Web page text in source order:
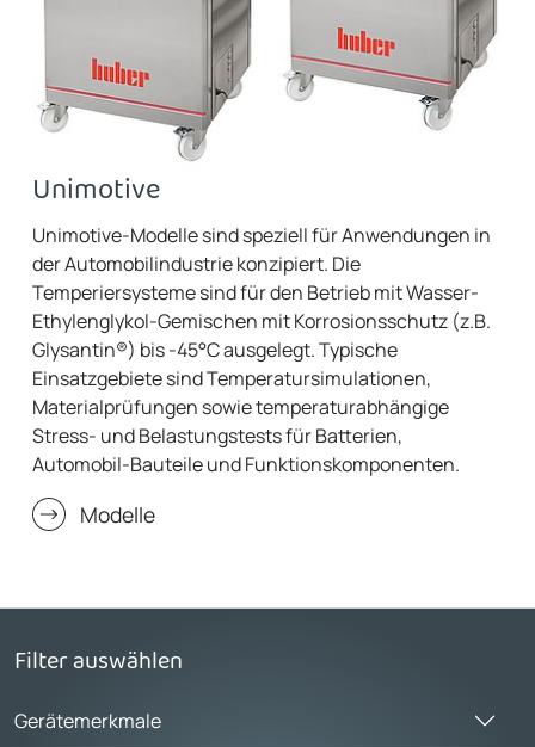
Unimotive
Unimotive-Modelle sind speziell für Anwendungen in
der Automobilindustrie konzipiert. Die
Temperiersysteme sind für den Betrieb mit Wasser-
Ethylenglykol-Gemischen mit Korrosionsschutz (z.B.
Glysantin®) bis -45°C ausgelegt. Typische
Einsatzgebiete sind Temperatursimulationen,
Materialprüfungen sowie temperaturabhängige
Stress- und Belastungstests für Batterien,
Automobil-Bauteile und Funktionskomponenten.
Modelle
Filter auswählen
Gerätemerkmale